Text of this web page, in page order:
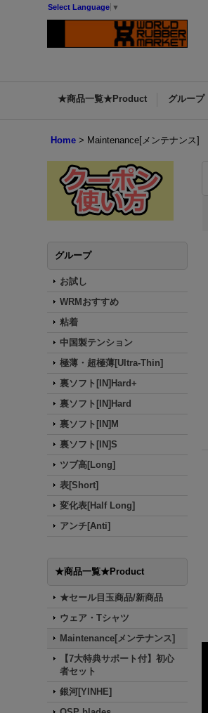
Select Language ▼
★商品一覧★Product グループ
Home > Maintenance[メンテナンス]
グループ
お試し
WRMおすすめ
粘着
中国製テンション
極薄・超極薄[Ultra-Thin]
裏ソフト[IN]Hard+
裏ソフト[IN]Hard
裏ソフト[IN]M
裏ソフト[IN]S
ツブ高[Long]
表[Short]
変化表[Half Long]
アンチ[Anti]
★商品一覧★Product
★セール目玉商品/新商品
ウェア・Tシャツ
Maintenance[メンテナンス]
【7大特典サポート付】初心
者セット
銀河[YINHE]